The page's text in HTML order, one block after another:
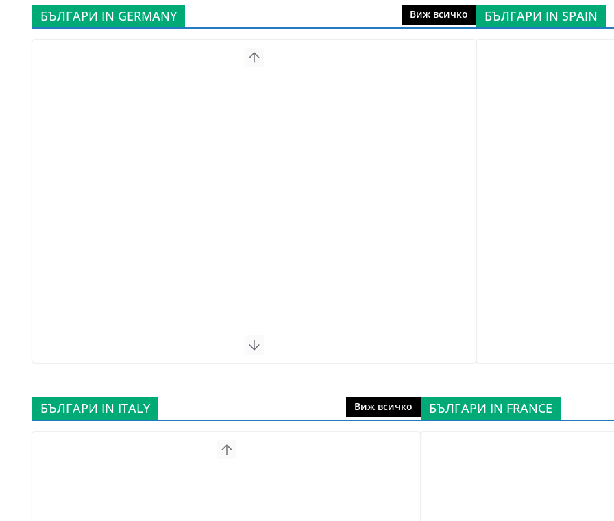
БЪЛГАРИ IN GERMANY Виж всичко БЪЛГАРИ IN SPAIN
БЪЛГАРИ IN ITALY Виж всичко БЪЛГАРИ IN FRANCE